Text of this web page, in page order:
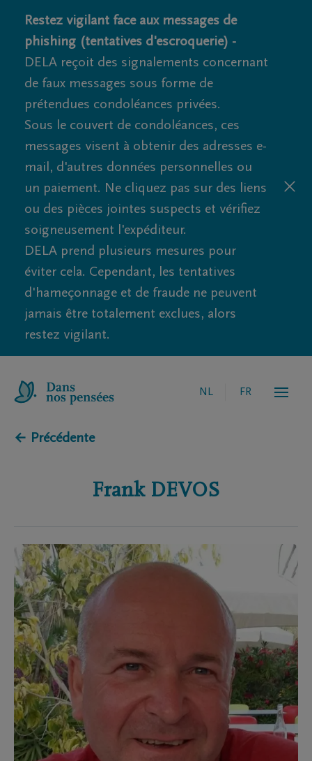
Restez vigilant face aux messages de
phishing (tentatives d'escroquerie) -
DELA reçoit des signalements concernant
de faux messages sous forme de
prétendues condoléances privées.
Sous le couvert de condoléances, ces
messages visent à obtenir des adresses e-
mail, d'autres données personnelles ou
un paiement. Ne cliquez pas sur des liens
ou des pièces jointes suspects et vérifiez
soigneusement l'expéditeur.
DELA prend plusieurs mesures pour
éviter cela. Cependant, les tentatives
d'hameçonnage et de fraude ne peuvent
jamais être totalement exclues, alors
restez vigilant.
NL FR
← Précédente
Frank DEVOS